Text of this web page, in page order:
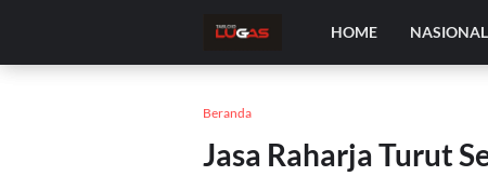
HOME NASIONAL
Beranda
Jasa Raharja Turut